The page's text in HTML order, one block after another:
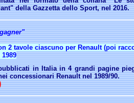
della Gazzetta dello Sport, nel 2016.
2 tavole ciascuno per Renault (poi
in Italia in 4 grandi pagine
concessionari Renault nel 1989/90.